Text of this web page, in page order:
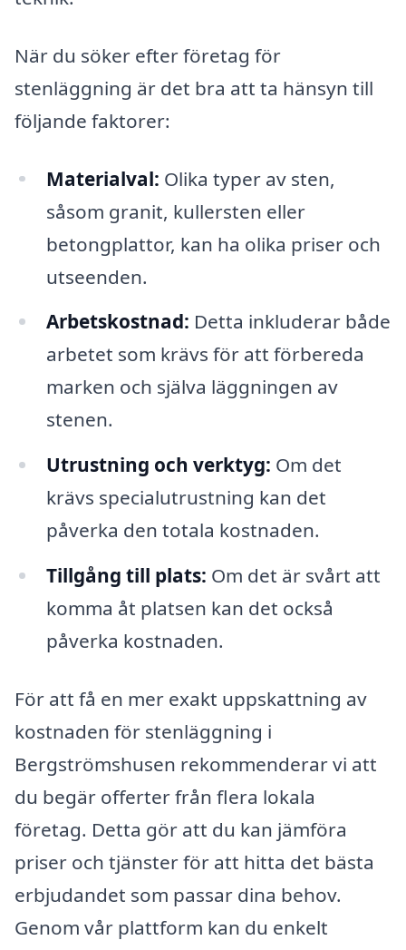
När du söker efter företag för
stenläggning är det bra att ta hänsyn till
följande faktorer:
Materialval: Olika typer av sten,
såsom granit, kullersten eller
betongplattor, kan ha olika priser och
utseenden.
Arbetskostnad: Detta inkluderar både
arbetet som krävs för att förbereda
marken och själva läggningen av
stenen.
Utrustning och verktyg: Om det
krävs specialutrustning kan det
påverka den totala kostnaden.
Tillgång till plats: Om det är svårt att
komma åt platsen kan det också
påverka kostnaden.
För att få en mer exakt uppskattning av
kostnaden för stenläggning i
Bergströmshusen rekommenderar vi att
du begär offerter från flera lokala
företag. Detta gör att du kan jämföra
priser och tjänster för att hitta det bästa
erbjudandet som passar dina behov.
Genom vår plattform kan du enkelt